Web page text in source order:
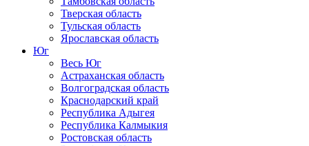
Тверская область
Тульская область
Ярославская область
Юг
Весь Юг
Астраханская область
Волгоградская область
Краснодарский край
Республика Адыгея
Республика Калмыкия
Ростовская область